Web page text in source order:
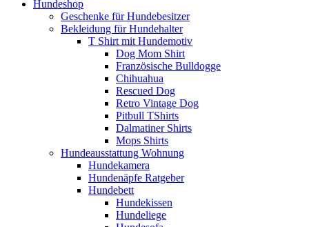
Hundeshop
Geschenke für Hundebesitzer
Bekleidung für Hundehalter
T Shirt mit Hundemotiv
Dog Mom Shirt
Französische Bulldogge
Chihuahua
Rescued Dog
Retro Vintage Dog
Pitbull TShirts
Dalmatiner Shirts
Mops Shirts
Hundeausstattung Wohnung
Hundekamera
Hundenäpfe Ratgeber
Hundebett
Hundekissen
Hundeliege